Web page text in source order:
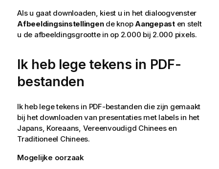
Als u gaat downloaden, kiest u in het dialoogvenster
Afbeeldingsinstellingende knopAangepasten stelt
u de afbeeldingsgrootte in op 2.000 bij 2.000 pixels.
Ik heb lege tekens in PDF-
bestanden
Ik heb lege tekens in PDF-bestanden die zijn gemaakt
bij het downloaden van presentaties met labels in het
Japans, Koreaans, Vereenvoudigd Chinees en
Traditioneel Chinees.
Mogelijke oorzaak